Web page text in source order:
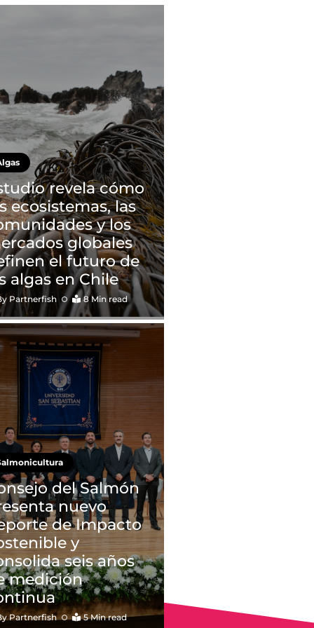
revela cómo
ecosistemas, las
y los
globales
el futuro de
algas en Chile
Partnerfish 8 Min read
del Salmón
nuevo
de Impacto
y
seis años
medición
Partnerfish 5 Min read